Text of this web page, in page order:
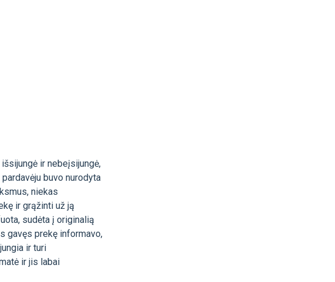
ir nebeįsijungė,
buvo nurodyta
niekas
ir grąžinti už ją
sudėta į originalią
gavęs prekę informavo,
ir turi
ir jis labai